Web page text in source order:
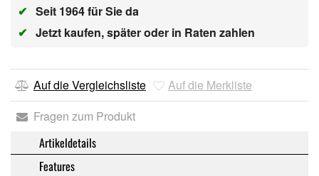
✔ Seit 1964 für Sie da
✔ Jetzt kaufen, später oder in Raten zahlen
Auf die Vergleichsliste
Auf die Merkliste
Fragen zum Produkt
Artikeldetails
Features